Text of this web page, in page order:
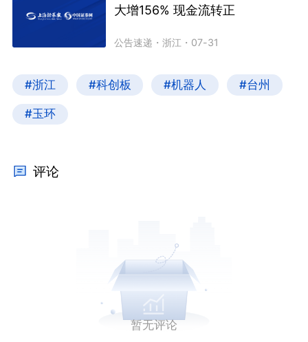
大增156% 现金流转正
公告速递 ・浙江 ・ 07-31
#浙江 #科创板 #机器人 #台州
#玉环
评论
暂无评论